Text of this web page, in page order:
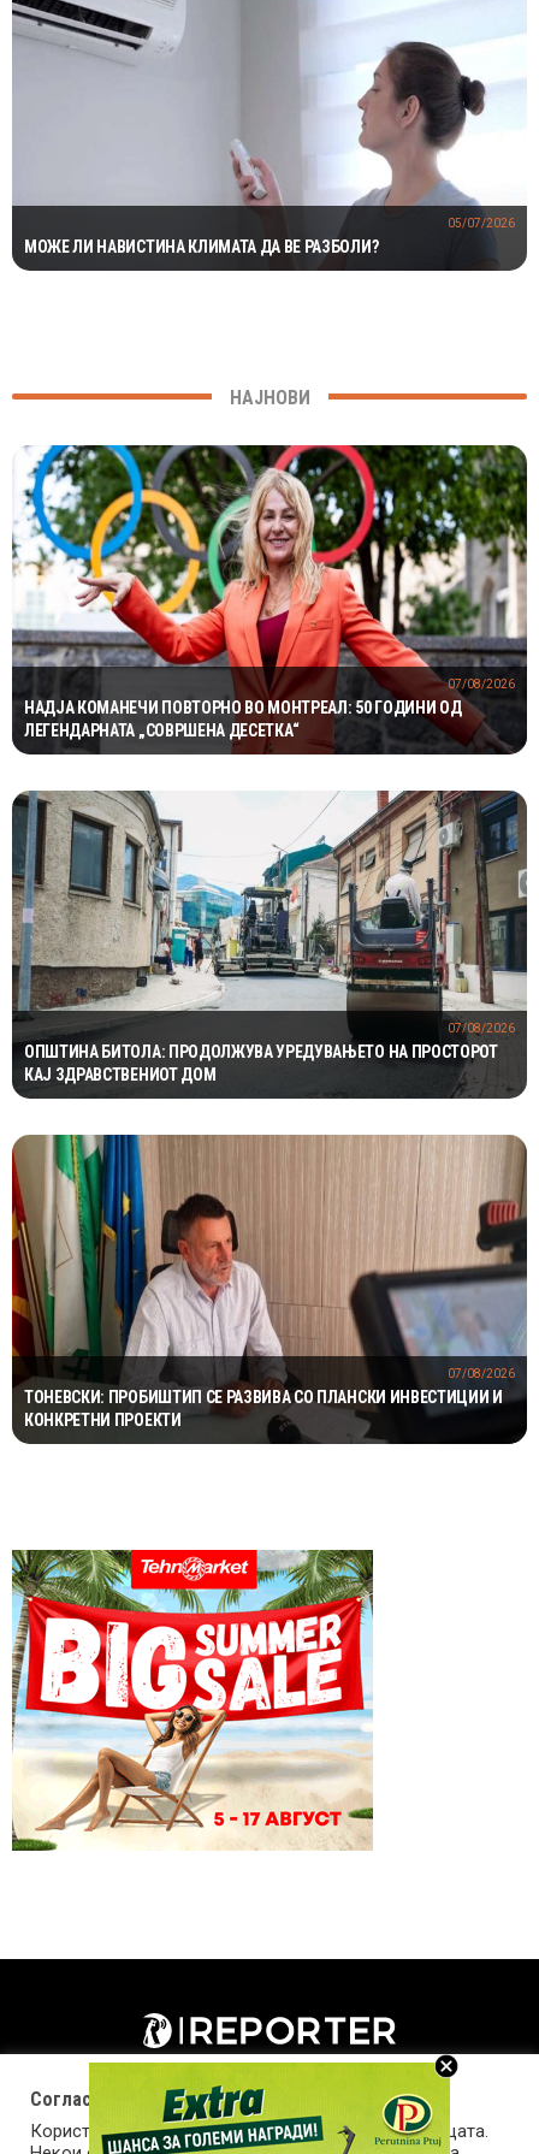
МОЖЕ ЛИ НАВИСТИНА КЛИМАТА ДА ВЕ РАЗБОЛИ?
05/07/2026
НАЈНОВИ
НАДЈА КОМАНЕЧИ ПОВТОРНО ВО МОНТРЕАЛ: 50 ГОДИНИ ОД
ЛЕГЕНДАРНАТА „СОВРШЕНА ДЕСЕТКА“
07/08/2026
ОПШТИНА БИТОЛА: ПРОДОЛЖУВА УРЕДУВАЊЕТО НА ПРОСТОРОТ
КАЈ ЗДРАВСТВЕНИОТ ДОМ
07/08/2026
ТОНЕВСКИ: ПРОБИШТИП СЕ РАЗВИВА СО ПЛАНСКИ ИНВЕСТИЦИИ И
КОНКРЕТНИ ПРОЕКТИ
07/08/2026
Согласност за колачиња (cookies)
Користиме колачиња за оптимизирање на страницата.